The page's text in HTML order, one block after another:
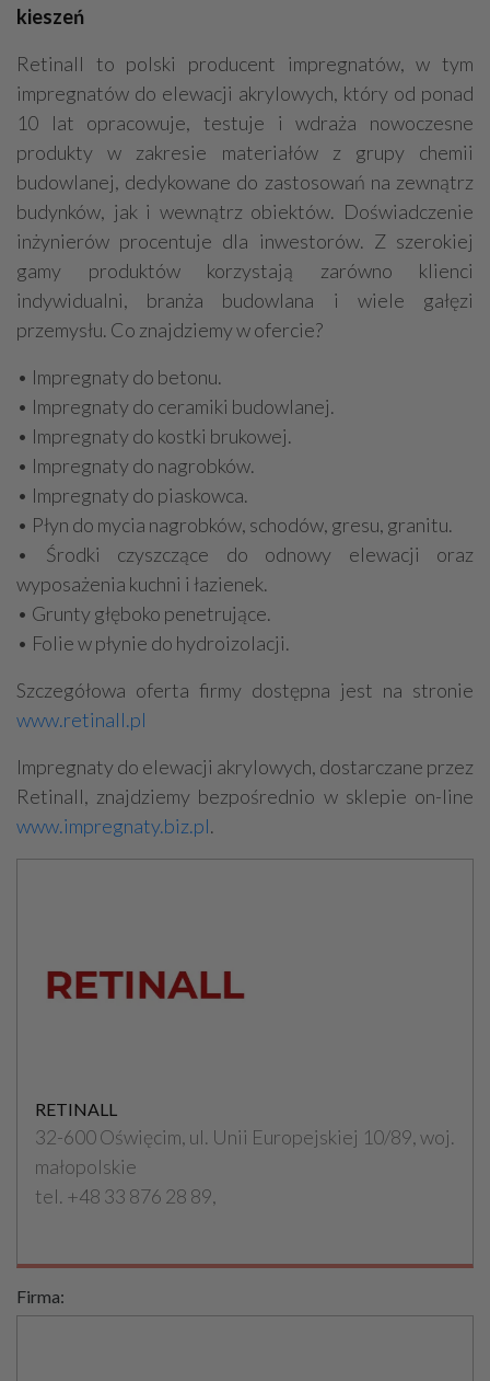
kieszeń
Retinall to polski producent impregnatów, w tym
impregnatów do elewacji akrylowych, który od ponad
10 lat opracowuje, testuje i wdraża nowoczesne
produkty w zakresie materiałów z grupy chemii
budowlanej, dedykowane do zastosowań na zewnątrz
budynków, jak i wewnątrz obiektów. Doświadczenie
inżynierów procentuje dla inwestorów. Z szerokiej
gamy produktów korzystają zarówno klienci
indywidualni, branża budowlana i wiele gałęzi
przemysłu. Co znajdziemy w ofercie?
• Impregnaty do betonu.
• Impregnaty do ceramiki budowlanej.
• Impregnaty do kostki brukowej.
• Impregnaty do nagrobków.
• Impregnaty do piaskowca.
• Płyn do mycia nagrobków, schodów, gresu, granitu.
• Środki czyszczące do odnowy elewacji oraz
wyposażenia kuchni i łazienek.
• Grunty głęboko penetrujące.
• Folie w płynie do hydroizolacji.
Szczegółowa oferta firmy dostępna jest na stronie
www.retinall.pl
Impregnaty do elewacji akrylowych, dostarczane przez
Retinall, znajdziemy bezpośrednio w sklepie on-line
www.impregnaty.biz.pl.
RETINALL
32-600 Oświęcim, ul. Unii Europejskiej 10/89, woj.
małopolskie
tel. +48 33 876 28 89,
Firma: